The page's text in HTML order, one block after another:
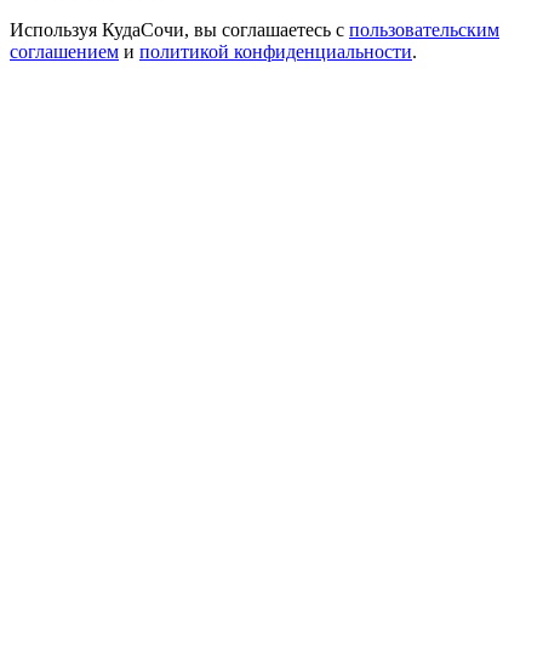
Используя КудаСочи, вы соглашаетесь с пользовательским
соглашением и политикой конфиденциальности.